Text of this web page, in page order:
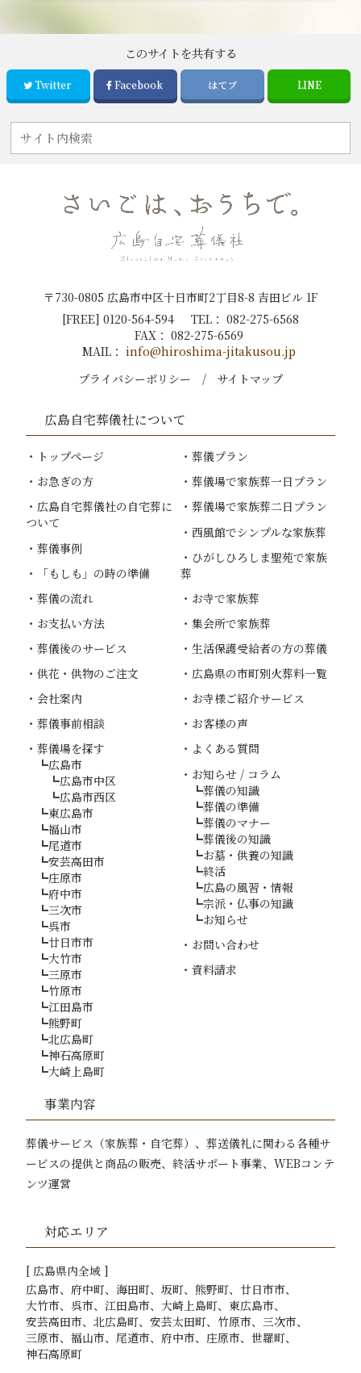
このサイトを共有する
Twitter Facebook はてブ LINE
〒730-0805 広島市中区十日市町2丁目8-8 吉田ビル 1F
[FREE]0120-564-594 TEL： 082-275-6568
FAX： 082-275-6569
MAIL： info@hiroshima-jitakusou.jp
プライバシーポリシー
サイトマップ
広島自宅葬儀社について
トップページ
お急ぎの方
広島自宅葬儀社の自宅葬に
ついて
葬儀事例
「もしも」の時の準備
葬儀の流れ
お支払い方法
葬儀後のサービス
供花・供物のご注文
会社案内
葬儀事前相談
葬儀場を探す
広島市
広島市中区
広島市西区
東広島市
福山市
尾道市
安芸高田市
庄原市
府中市
三次市
呉市
廿日市市
大竹市
三原市
竹原市
江田島市
熊野町
北広島町
神石高原町
大崎上島町
葬儀プラン
葬儀場で家族葬一日プラン
葬儀場で家族葬二日プラン
西風館でシンプルな家族葬
ひがしひろしま聖苑で家族
葬
お寺で家族葬
集会所で家族葬
生活保護受給者の方の葬儀
広島県の市町別火葬料一覧
お寺様ご紹介サービス
お客様の声
よくある質問
お知らせ / コラム
葬儀の知識
葬儀の準備
葬儀のマナー
葬儀後の知識
お墓・供養の知識
終活
広島の風習・情報
宗派・仏事の知識
お知らせ
お問い合わせ
資料請求
事業内容
葬儀サービス（家族葬・自宅葬）、葬送儀礼に関わる各種サ
ービスの提供と商品の販売、終活サポート事業、WEBコンテ
ンツ運営
対応エリア
[ 広島県内全域 ]
広島市
府中町 海田町 坂町 熊野町
廿日市市
大竹市
呉市 江田島市 大崎上島町
東広島市
安芸高田市
北広島町 安芸太田町 竹原市
三次市
三原市
福山市 尾道市 府中市 庄原市
世羅町
神石高原町